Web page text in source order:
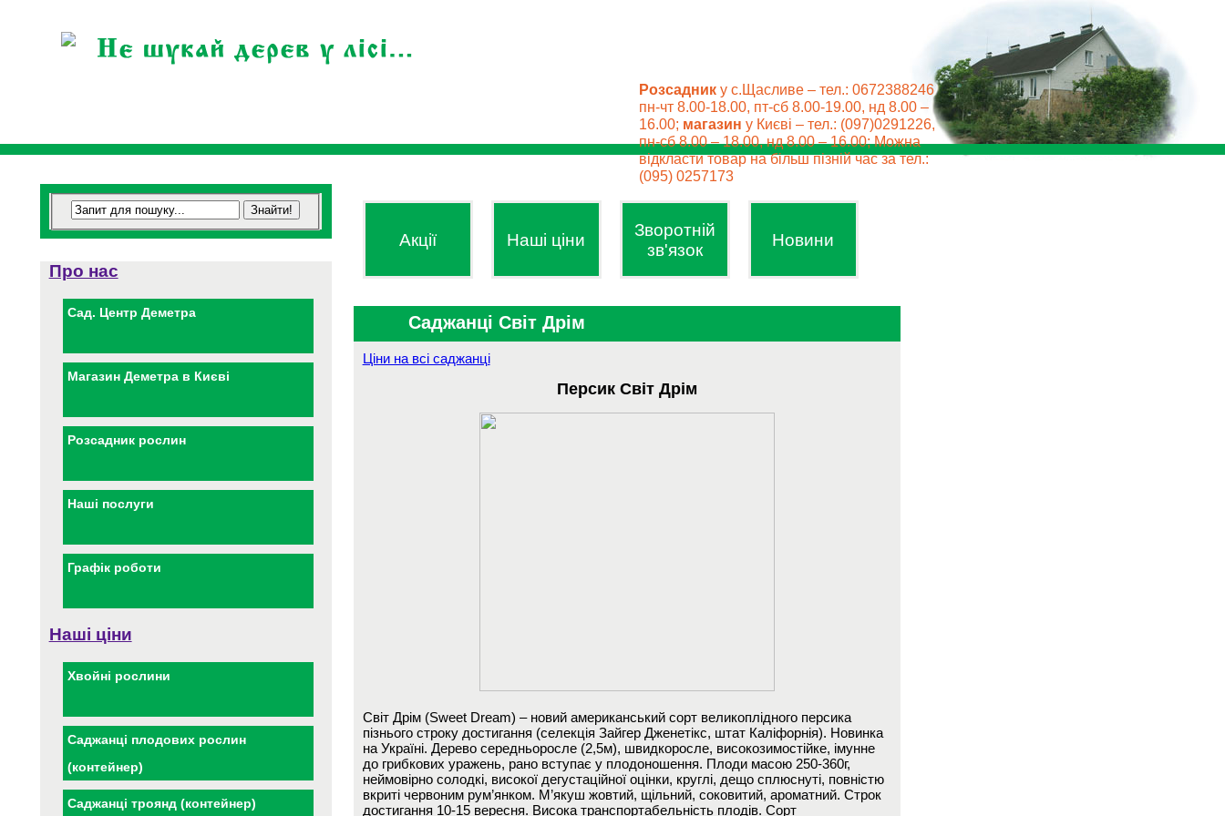
Розсадник у с.Щасливе – тел.: 0672388246
пн-чт 8.00-18.00, пт-сб 8.00-19.00, нд 8.00 –
16.00; магазин у Києві – тел.: (097)0291226,
пн-сб 8.00 – 18.00, нд 8.00 – 16.00; Можна
відкласти товар на більш пізній час за тел.:
(095) 0257173
Про нас
Сад. Центр Деметра
Магазин Деметра в Києві
Розсадник рослин
Наші послуги
Графік роботи
Наші ціни
Хвойні рослини
Саджанці плодових рослин
(контейнер)
Саджанці троянд (контейнер)
Акції Наші ціни
Зворотній
зв'язок
Новини
Саджанці Світ Дрім
Ціни на всі саджанці
Персик Світ Дрім
Світ Дрім (Sweet Dream) – новий американський сорт великоплідного персика
пізнього строку достигання (селекція Зайгер Дженетікс, штат Каліфорнія). Новинка
на Україні. Дерево середньоросле (2,5м), швидкоросле, високозимостійке, імунне
до грибкових уражень, рано вступає у плодоношення. Плоди масою 250-360г,
неймовірно солодкі, високої дегустаційної оцінки, круглі, дещо сплюснуті, повністю
вкриті червоним рум’янком. М’якуш жовтий, щільний, соковитий, ароматний. Строк
достигання 10-15 вересня. Висока транспортабельність плодів. Сорт